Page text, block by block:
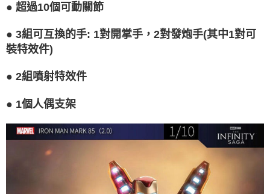
● 超過10個可動關節
● 3組可互換的手: 1對開掌手，2對發炮手(其中1對可
裝特效件)
● 2組噴射特效件
● 1個人偶支架